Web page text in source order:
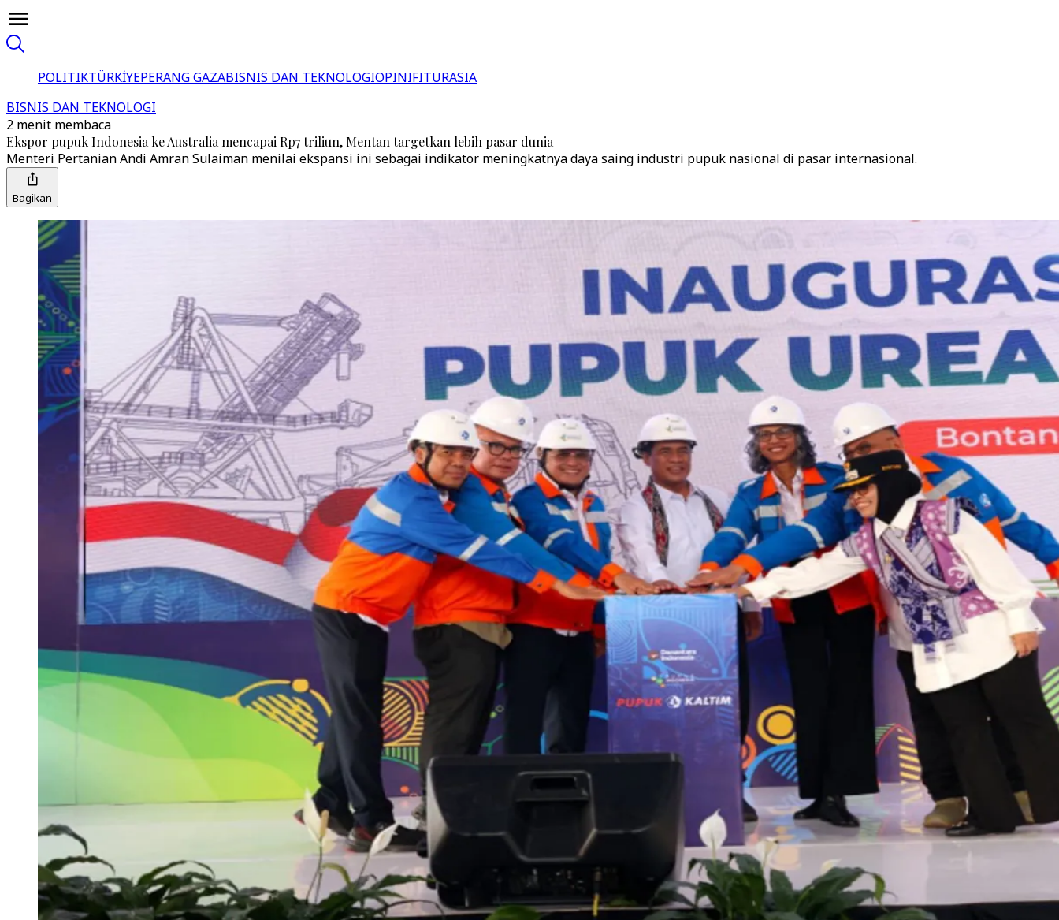
POLITIKTÜRKİYEPERANG GAZABISNIS DAN TEKNOLOGIOPINIFITURASIA
BISNIS DAN TEKNOLOGI
2 menit membaca
Ekspor pupuk Indonesia ke Australia mencapai Rp7 triliun, Mentan targetkan lebih pasar dunia
Menteri Pertanian Andi Amran Sulaiman menilai ekspansi ini sebagai indikator meningkatnya daya saing industri pupuk nasional di pasar internasional.
Bagikan